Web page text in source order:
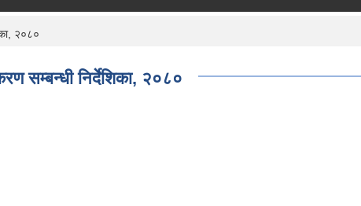
२०८०
सम्बन्धी निर्देशिका, २०८०